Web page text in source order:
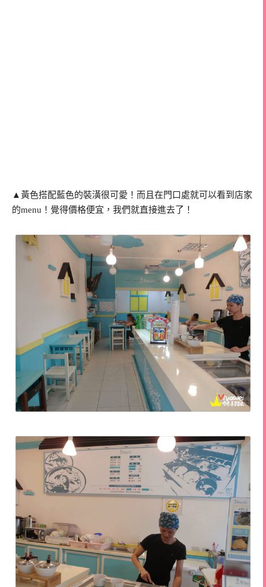
▲黃色搭配藍色的裝潢很可愛！而且在門口處就可以看到店家
的menu！覺得價格便宜，我們就直接進去了！